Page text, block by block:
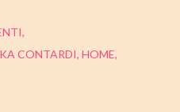
CONTARDI HOME